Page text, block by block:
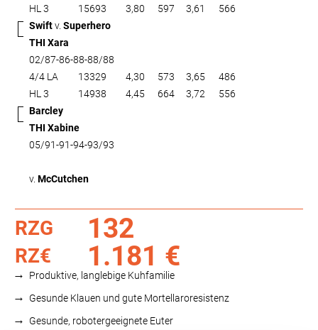
HL 3
15693 3,80 597 3,61
566
Swiftv. Superhero
THI Xara
02/87-86-88-88/88
4/4 LA
13329 4,30 573 3,65
486
HL 3
14938 4,45 664 3,72
556
Barcley
THI Xabine
05/91-91-94-93/93
v. McCutchen
RZG 132
RZ€ 1.181 €
Produktive, langlebige Kuhfamilie
Gesunde Klauen und gute Mortellaroresistenz
Gesunde, robotergeeignete Euter